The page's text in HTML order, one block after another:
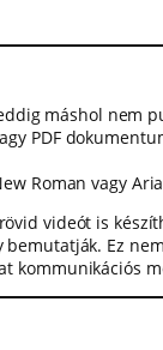
máshol nem
PDF
Roman vagy
videót is
bemutatják. Ez
kommunikációs